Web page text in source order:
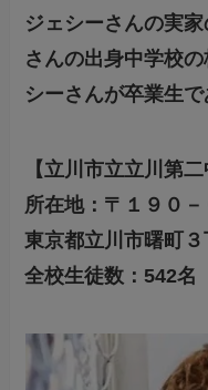
ジェシーさんの実
さんの出身中学校
シーさんが卒業生で
【立川市立立川第
所在地：〒１９０－
東京都立川市曙町
全校生徒数：542名